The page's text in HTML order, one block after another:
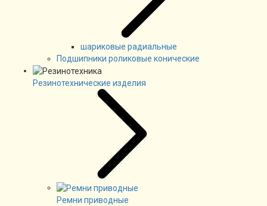
шариковые радиальные
Подшипники роликовые конические
Резинотехнические изделия
Ремни приводные